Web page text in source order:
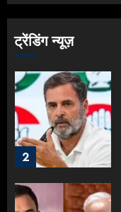
ट्रेंडिंग न्यूज़
1
2